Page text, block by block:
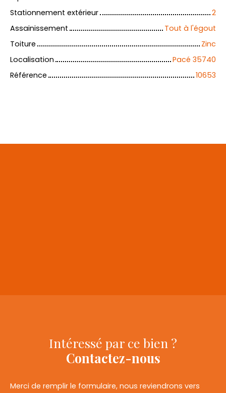
Stationnement extérieur
2
Assainissement
Tout à l'égout
Toiture
Zinc
Localisation
Pacé 35740
Référence
10653
Intéressé par ce bien ?
Contactez-nous
Merci de remplir le formulaire, nous reviendrons vers